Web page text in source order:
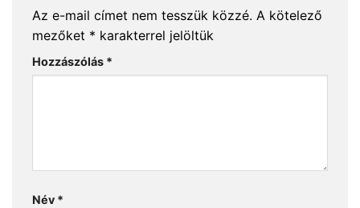
Az e-mail címet nem tesszük közzé. A kötelező
mezőket * karakterrel jelöltük
Hozzászólás *
Név *